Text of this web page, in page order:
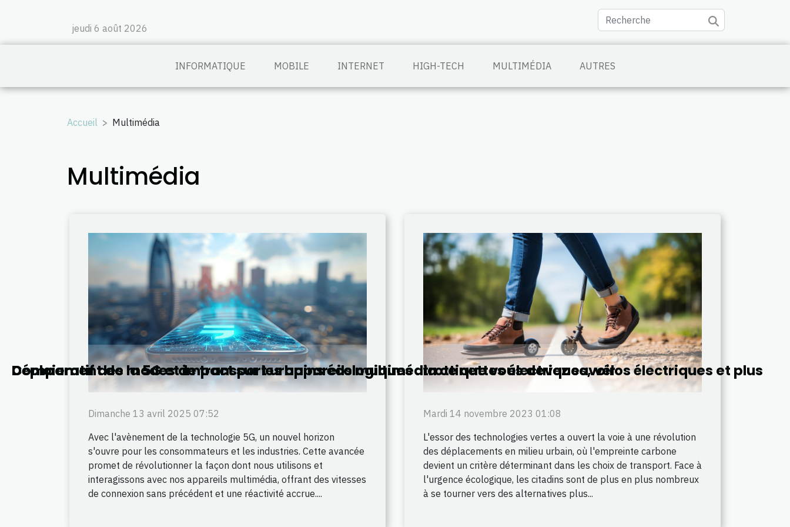
jeudi 6 août 2026
INFORMATIQUE MOBILE INTERNET HIGH-TECH MULTIMÉDIA AUTRES
Accueil Multimédia
Multimédia
Déploiement de la 5G et impact sur les appareils multimédia ce que vous devez savoir
Dimanche 13 avril 2025 07:52
Avec l'avènement de la technologie 5G, un nouvel horizon
s'ouvre pour les consommateurs et les industries. Cette avancée
promet de révolutionner la façon dont nous utilisons et
interagissons avec nos appareils multimédia, offrant des vitesses
de connexion sans précédent et une réactivité accrue....
Comparatif des modes de transport urbains écologiques : trottinettes électriques, vélos électriques et plus
Mardi 14 novembre 2023 01:08
L'essor des technologies vertes a ouvert la voie à une révolution
des déplacements en milieu urbain, où l'empreinte carbone
devient un critère déterminant dans les choix de transport. Face à
l'urgence écologique, les citadins sont de plus en plus nombreux
à se tourner vers des alternatives plus...